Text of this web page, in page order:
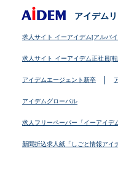
アイデム
求人サイト イーアイデム[アルバ
求人サイト イーアイデム正社員[
アイデムエージェント新卒
アイデムグローバル
求人フリーペーパー「イーアイデ
新聞折込求人紙「しごと情報アイ